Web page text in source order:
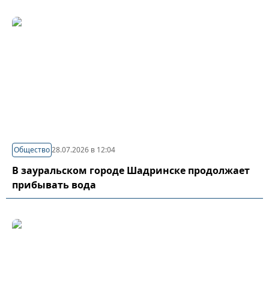
Общество28.07.2026 в 12:04
В зауральском городе Шадринске продолжает
прибывать вода